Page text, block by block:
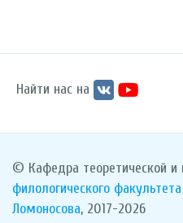
Найти нас на
© Кафедра теоретической и
филологического факультета
Ломоносова, 2017-2026